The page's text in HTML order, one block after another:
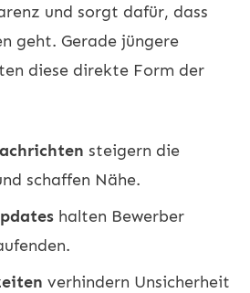
und sorgt dafür, dass
geht. Gerade jüngere
diese direkte Form der
steigern die
schaffen Nähe.
halten Bewerber
verhindern Unsicherheit